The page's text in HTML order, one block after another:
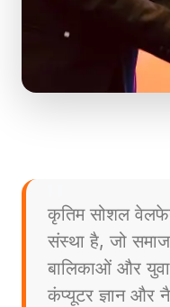
कृतिम सोशल
संस्था है, जो
बालिकाओं और
कंप्यूटर ज्ञान और